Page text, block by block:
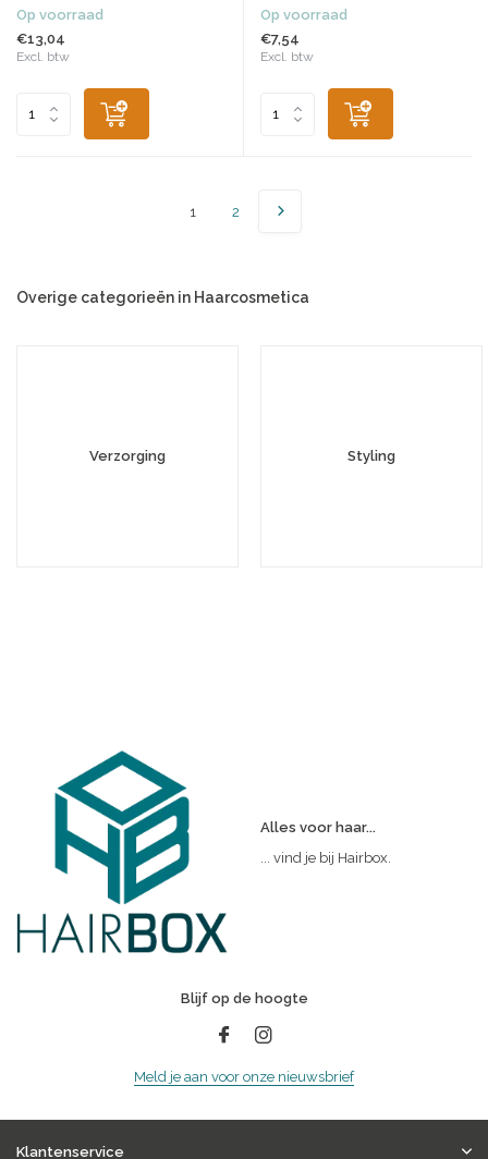
Op voorraad
€13,04
Excl. btw
Op voorraad
€7,54
Excl. btw
1 2
Overige categorieën in Haarcosmetica
Verzorging Styling
Alles voor haar...
... vind je bij Hairbox.
Blijf op de hoogte
Meld je aan voor onze nieuwsbrief
Klantenservice